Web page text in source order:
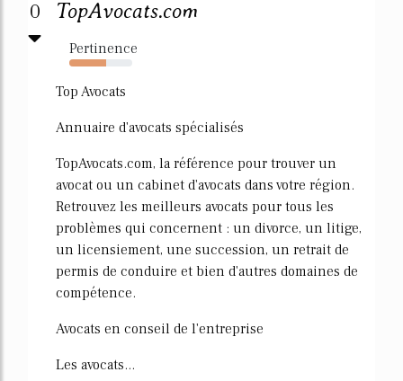
0 TopAvocats.com
Pertinence
59%
Top Avocats
Annuaire d'avocats spécialisés
TopAvocats.com, la référence pour trouver un
avocat ou un cabinet d'avocats dans votre région.
Retrouvez les meilleurs avocats pour tous les
problèmes qui concernent : un divorce, un litige,
un licensiement, une succession, un retrait de
permis de conduire et bien d'autres domaines de
compétence.
Avocats en conseil de l'entreprise
Les avocats...